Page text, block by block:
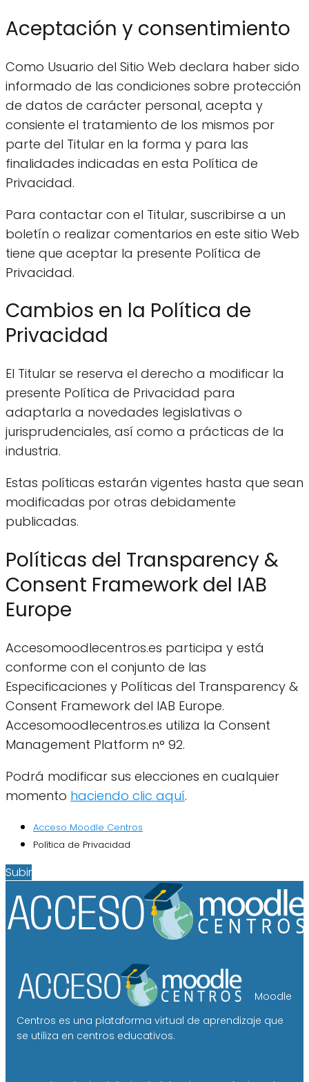
Aceptación y consentimiento
Como Usuario del Sitio Web declara haber sido
informado de las condiciones sobre protección
de datos de carácter personal, acepta y
consiente el tratamiento de los mismos por
parte del Titular en la forma y para las
finalidades indicadas en esta Política de
Privacidad.
Para contactar con el Titular, suscribirse a un
boletín o realizar comentarios en este sitio Web
tiene que aceptar la presente Política de
Privacidad.
Cambios en la Política de
Privacidad
El Titular se reserva el derecho a modificar la
presente Política de Privacidad para
adaptarla a novedades legislativas o
jurisprudenciales, así como a prácticas de la
industria.
Estas políticas estarán vigentes hasta que sean
modificadas por otras debidamente
publicadas.
Políticas del Transparency &
Consent Framework del IAB
Europe
Accesomoodlecentros.es participa y está
conforme con el conjunto de las
Especificaciones y Políticas del Transparency &
Consent Framework del IAB Europe.
Accesomoodlecentros.es utiliza la Consent
Management Platform n° 92.
Podrá modificar sus elecciones en cualquier
momento haciendo clic aquí.
Acceso Moodle Centros
Política de Privacidad
Subir
Moodle
Centros es una plataforma virtual de aprendizaje que
se utiliza en centros educativos.